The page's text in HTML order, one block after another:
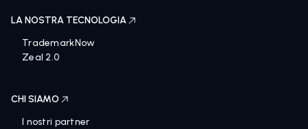
LA NOSTRA TECNOLOGIA
TrademarkNow
Zeal 2.0
CHI SIAMO
I nostri partner